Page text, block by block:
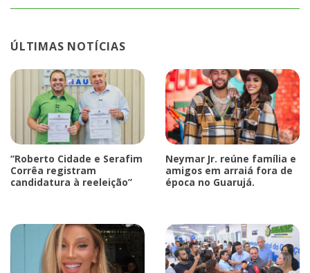
ÚLTIMAS NOTÍCIAS
“Roberto Cidade e Serafim
Corrêa registram
candidatura à reeleição”
Neymar Jr. reúne família e
amigos em arraiá fora de
época no Guarujá.